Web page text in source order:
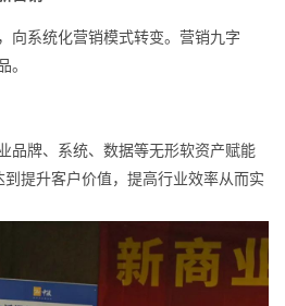
向系统化营销模式转变。营销九字
品牌、系统、数据等无形软资产赋能
提升客户价值，提高行业效率从而实